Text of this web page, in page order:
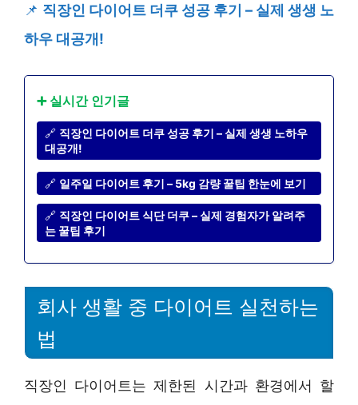
📌 직장인 다이어트 더쿠 성공 후기 – 실제 생생 노
하우 대공개!
➕ 실시간 인기글
🔗 직장인 다이어트 더쿠 성공 후기 – 실제 생생 노하우
대공개!
🔗 일주일 다이어트 후기 – 5kg 감량 꿀팁 한눈에 보기
🔗 직장인 다이어트 식단 더쿠 – 실제 경험자가 알려주
는 꿀팁 후기
회사 생활 중 다이어트 실천하는
법
직장인 다이어트는 제한된 시간과 환경에서 할